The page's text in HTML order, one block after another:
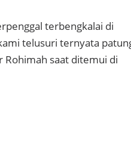
terbengkalai di
telusuri ternyata
Rohimah saat ditemui di